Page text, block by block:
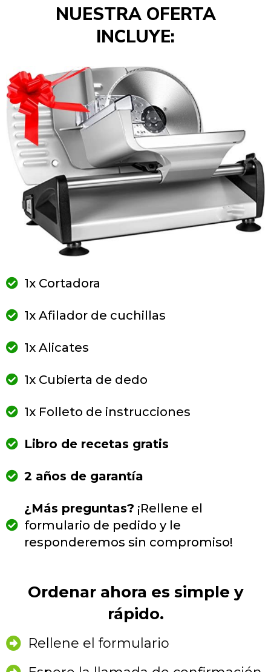
NUESTRA OFERTA
INCLUYE:
1x Cortadora
1x Afilador de cuchillas
1x Alicates
1x Cubierta de dedo
1x Folleto de instrucciones
Libro de recetas gratis
2 años de garantía
¿Más preguntas? ¡Rellene el
formulario de pedido y le
responderemos sin compromiso!
Ordenar ahora es simple y
rápido.
Rellene el formulario